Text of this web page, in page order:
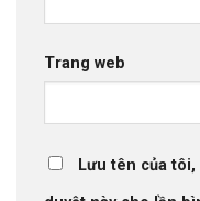
Trang web
Lưu tên của